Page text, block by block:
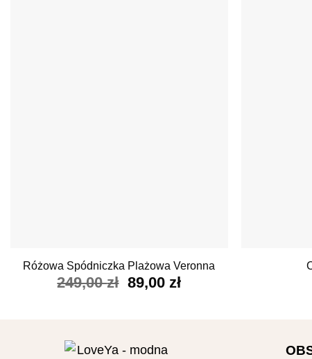
Różowa Spódniczka Plażowa Veronna
249,00zł Pierwotna
89,00złAktualna